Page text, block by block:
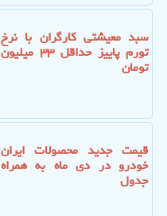
سبد معیشتی کارگران با نرخ
تورم پاییز حداقل ۳۳ میلیون
تومان
قیمت جدید محصولات ایران
خودرو در دی ماه به همراه
جدول